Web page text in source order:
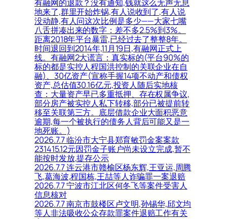
有融网的退款？没有通知,钱就这么无声无息
地来了,群里开始炸锅,有人说收到了,有人说
没动静,有人问这次比例是多少——大家七嘴
八舌拼凑出来的数字：差不多2.5%到3%。
距离2018年平台暴雷,已经过去了整整8年。
时间退回到2014年,11月19日,有融网正式上
线。有融网2大谎言：真实标的(平台90%的
标的都是实控人程国洪控制的关联企业在自
融)、30亿资产(宣称手握14项不动产和债权
资产,总估值30.16亿元,投资人随后实地核
查：大量资产早已多重抵押、存在权属争议,
部分房产被实控人私下转移,部分已被提前转
移至关联第三方。底层借款企业大面积恶意
逾期,每一个被执行的债务人背后可能又是一
地死账。)
2026.7.7 临汾市大宁县郑育敏罚金案案款
231415.12元因罚金子账户尚未设立完成,暂不
能按时发放,提存公示
2026.7.7 连云港市赣榆区杨东辉,王亚运,周腾
飞,葛海波,程国栋,王喆等人诈骗罪一案退赔
2026.7.7 宁波市江北区何冬飞等案件受害人
信息核对
2026.7.7 南京市鼓楼区卢文明,孙锡华,邱文均
等人非法吸收公众存款罪案件退赔工作有关